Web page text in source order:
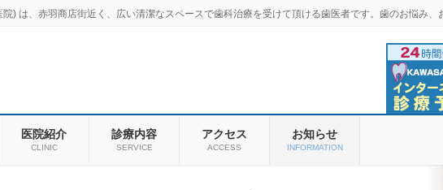
) は、赤羽商店街近く、広い清潔なスペースで歯科治療を受けて頂ける歯医者です。歯のお悩み
医院紹介
CLINIC
診療内容
SERVICE
アクセス
ACCESS
お知らせ
INFORMATION